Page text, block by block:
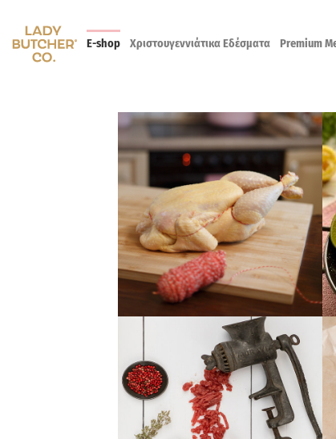
content
E-shop Χριστουγεννιάτικα Εδέσματα Premium